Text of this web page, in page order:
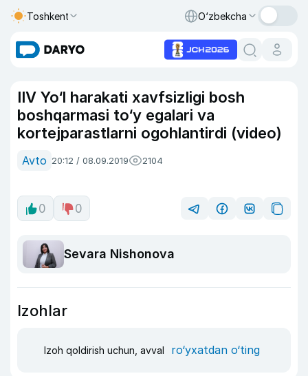
Toshkent O‘zbekcha
IIV Yo‘l harakati xavfsizligi bosh
boshqarmasi to‘y egalari va
kortejparastlarni ogohlantirdi (video)
Avto 20:12 / 08.09.2019 2104
0 0
Sevara Nishonova
Izohlar
Izoh qoldirish uchun, avval ro‘yxatdan o‘ting